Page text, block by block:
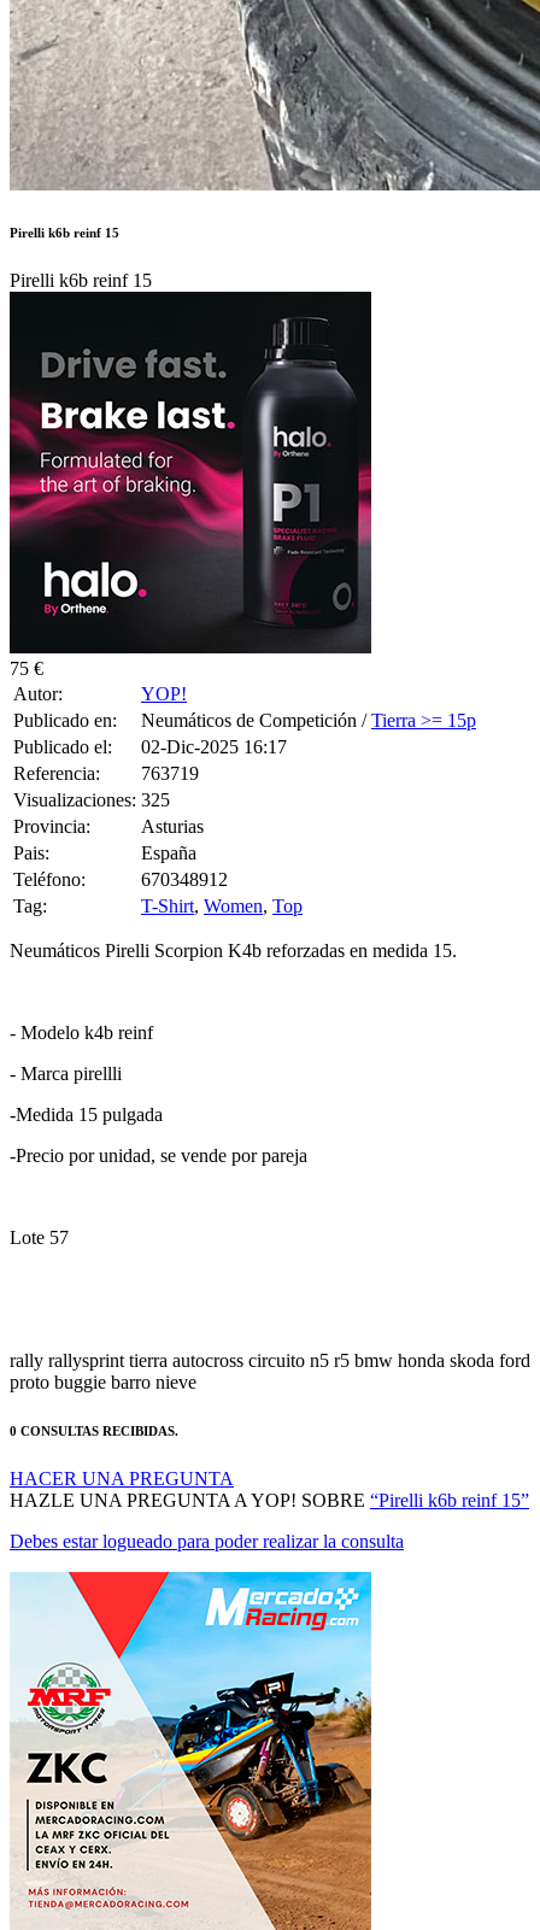
Pirelli k6b reinf 15
Pirelli k6b reinf 15
75 €
Autor:
YOP!
Publicado en:
Neumáticos de Competición /Tierra >= 15p
Publicado el:
02-Dic-2025 16:17
Referencia:
763719
Visualizaciones: 325
Provincia:
Asturias
Pais:
España
Teléfono:
670348912
Tag:
T-Shirt, Women, Top
Neumáticos Pirelli Scorpion K4b reforzadas en medida 15.
- Modelo k4b reinf
- Marca pirellli
-Medida 15 pulgada
-Precio por unidad, se vende por pareja
Lote 57
rally rallysprint tierra autocross circuito n5 r5 bmw honda skoda ford
proto buggie barro nieve
0 CONSULTAS RECIBIDAS.
HACER UNA PREGUNTA
HAZLE UNA PREGUNTA A YOP! SOBRE “Pirelli k6b reinf 15”
Debes estar logueado para poder realizar la consulta